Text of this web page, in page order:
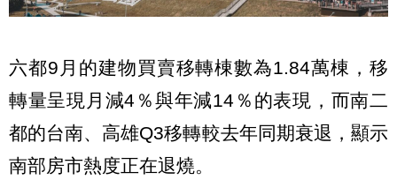
六都9月的建物買賣移轉棟數為1.84萬棟，移
轉量呈現月減4％與年減14％的表現，而南二
都的台南、高雄Q3移轉較去年同期衰退，顯示
南部房市熱度正在退燒。